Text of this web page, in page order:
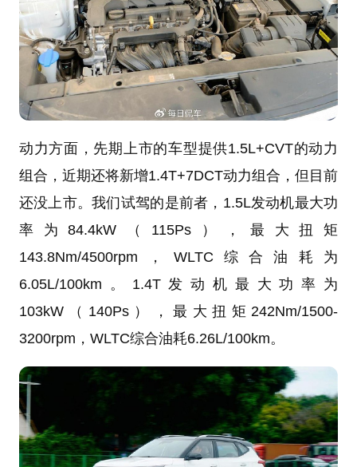
动力方面，先期上市的车型提供1.5L+CVT的动力
组合，近期还将新增1.4T+7DCT动力组合，但目前
还没上市。我们试驾的是前者，1.5L发动机最大功
率为84.4kW（115Ps），最大扭矩
143.8Nm/4500rpm，WLTC综合油耗为
6.05L/100km。1.4T发动机最大功率为
103kW（140Ps），最大扭矩242Nm/1500-
3200rpm，WLTC综合油耗6.26L/100km。